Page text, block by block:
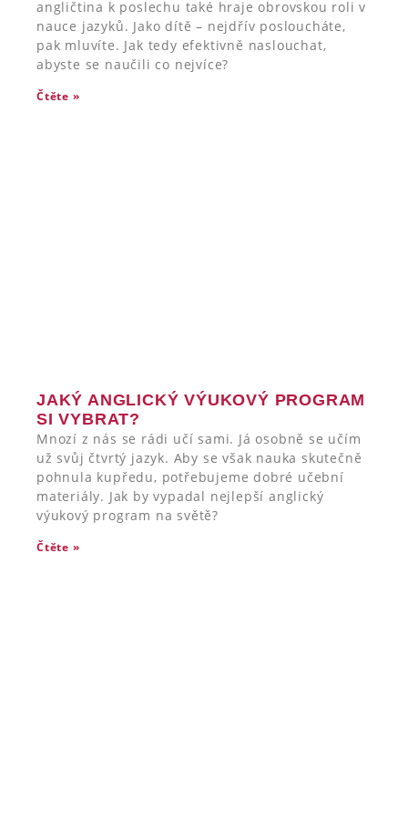
angličtina k poslechu také hraje obrovskou roli v
nauce jazyků. Jako dítě – nejdřív posloucháte,
pak mluvíte. Jak tedy efektivně naslouchat,
abyste se naučili co nejvíce?
Čtěte »
JAKÝ ANGLICKÝ VÝUKOVÝ PROGRAM
SI VYBRAT?
Mnozí z nás se rádi učí sami. Já osobně se učím
už svůj čtvrtý jazyk. Aby se však nauka skutečně
pohnula kupředu, potřebujeme dobré učební
materiály. Jak by vypadal nejlepší anglický
výukový program na světě?
Čtěte »